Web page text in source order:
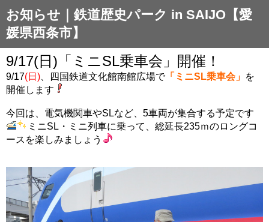
お知らせ｜鉄道歴史パーク in SAIJO【愛
媛県西条市】
9/17(日)「ミニSL乗車会」開催！
9/17(日) 、四国鉄道文化館南館広場で「ミニSL乗車会」 を
開催します
今回は、電気機関車やSLなど、5車両が集合する予定です
ミニSL・ミニ列車に乗って、総延長235ｍのロングコ
ースを楽しみましょう